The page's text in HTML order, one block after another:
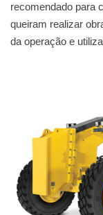
recomendado para
queiram realizar
da operação e